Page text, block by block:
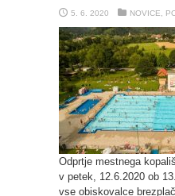
5. 6. 2020 NOVICE
Odprtje mestnega
v petek, 12.6.2020 ob
vse obiskovalce